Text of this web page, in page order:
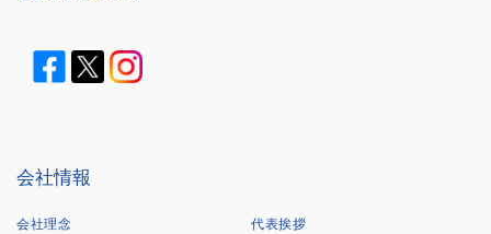
会社情報
会社理念
代表挨拶